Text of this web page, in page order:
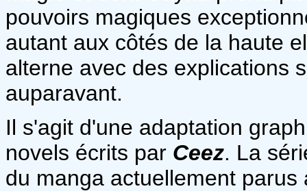
pouvoirs magiques
autant aux côtés de la haute
alterne avec des explications
auparavant.
Il s'agit d'une adaptation
novels écrits par Ceez. La
du manga actuellement parus